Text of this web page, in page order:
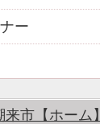
ー
市【ホーム】